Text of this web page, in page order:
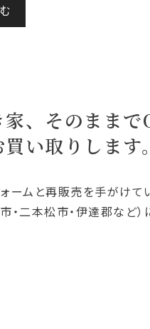
、そのまま
い取りします。
ームと再販売を手がけて
・二本松市・伊達郡など